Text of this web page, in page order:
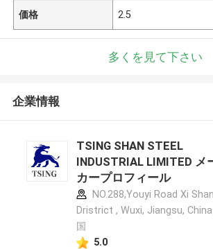
価格 2.5
多くを見て下さい
企業情報
TSING SHAN STEEL
INDUSTRIAL LIMITED メ
カープロフィール
NO.288,Youyi Road Xi Shan
Dristrict , Wuxi, Jiangsu, China
国
5.0